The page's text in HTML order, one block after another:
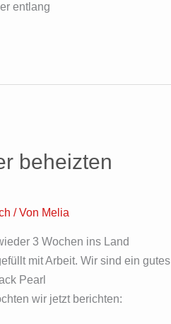
entlang
beheizten
/ Von Melia
3 Wochen ins Land
mit Arbeit. Wir sind ein gutes
Pearl
wir jetzt berichten: